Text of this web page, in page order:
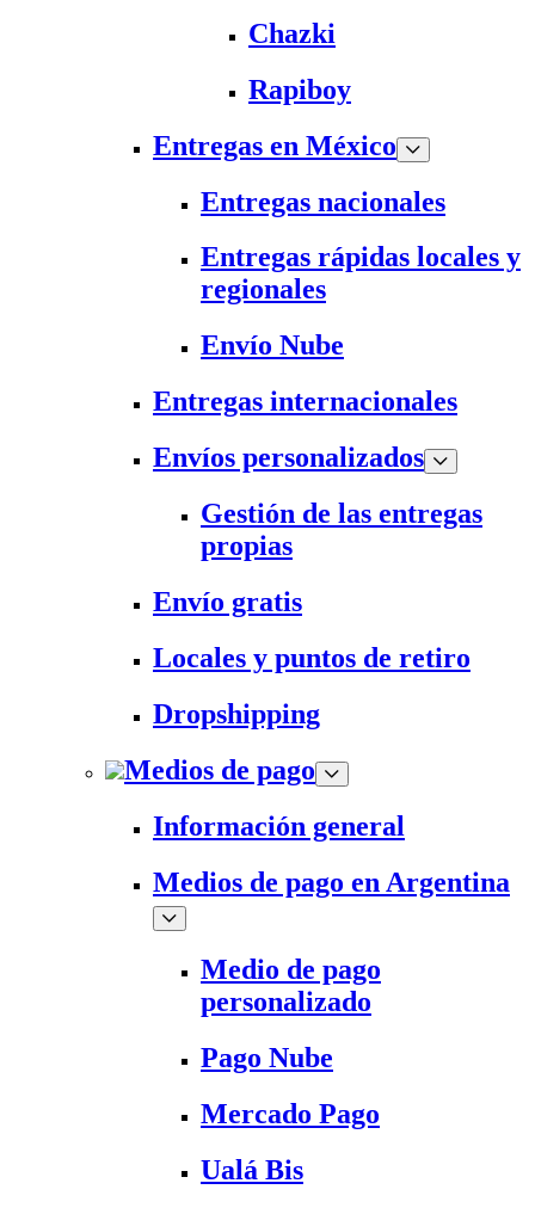
Chazki
Rapiboy
Entregas en México
Entregas nacionales
Entregas rápidas locales y
regionales
Envío Nube
Entregas internacionales
Envíos personalizados
Gestión de las entregas
propias
Envío gratis
Locales y puntos de retiro
Dropshipping
Medios de pago
Información general
Medios de pago en Argentina
Medio de pago
personalizado
Pago Nube
Mercado Pago
Ualá Bis